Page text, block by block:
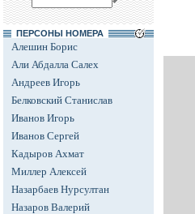
ПЕРСОНЫ НОМЕРА
Алешин Борис
Али Абдалла Салех
Андреев Игорь
Белковский Станислав
Иванов Игорь
Иванов Сергей
Кадыров Ахмат
Миллер Алексей
Назарбаев Нурсултан
Назаров Валерий